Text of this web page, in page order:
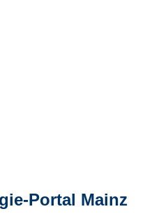
Portal Mainz